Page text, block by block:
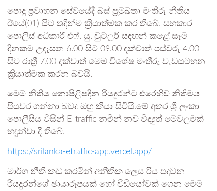
පොදු ප්‍රවාහන සේවයේදී බස් ප්‍රමුඛතා මංතීරු නීතිය
ඊයේ(01) සිට තදින්ම ක්‍රියාත්මක කර තිබේ. සහකාර
පොලිස් අධිකාරී එෆ්. යු. වුට්ලර් සඳහන් කළේ සෑම
දිනකම උදෑසන 6.00 සිට 09.00 දක්වාත් පස්වරු 4.00
සිට රාත්‍රී 7.00 දක්වාත් මෙම විශේෂ මංතීරු වැඩසටහන
ක්‍රියාත්මක කරන බවයි.
මෙම නීතිය නොපිළිපදින රියදුරන්ට එරෙහිව නීතිමය
පියවර ගන්නා බවද ඔහු කියා සිටියි.මේ අතර ශ්‍රී ලංකා
පොලීසිය විසින් E-traffic නමින් නව විද්‍යුත් මෙවලමක්
හඳුන්වා දී තිබේ.
https://srilanka-etraffic-app.vercel.app/
මාර්ග නීති කඩ කරමින් අනීතික ලෙස රිය පදවන
රියදුරන්ගේ ඡායාරූපයක් හෝ වීඩියෝවක් ගෙන මෙම